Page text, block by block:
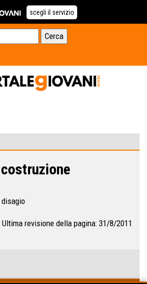
scegli il servizio
Ultima revisione della pagina: 31/8/2011